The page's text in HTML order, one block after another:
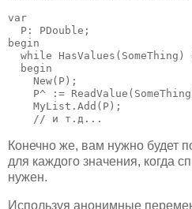
var
  P: PDouble;
begin
while HasValues(SomeThing)
  begin
    New(P);
P^ :=
    // и т.д...
Конечно же, вам нужно будет
для каждого значения, когда
нужен.
Используя анонимные